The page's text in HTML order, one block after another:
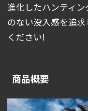
進化したハンティン
のない没入感を追
ください!
商品概要